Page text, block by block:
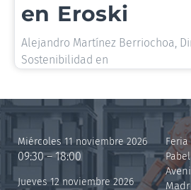
en Eroski
Alejandro Martínez Berriochoa,
Sostenibilidad en
Miércoles 11 noviembre 2026
09:30 – 18:00
Jueves 12 noviembre 2026